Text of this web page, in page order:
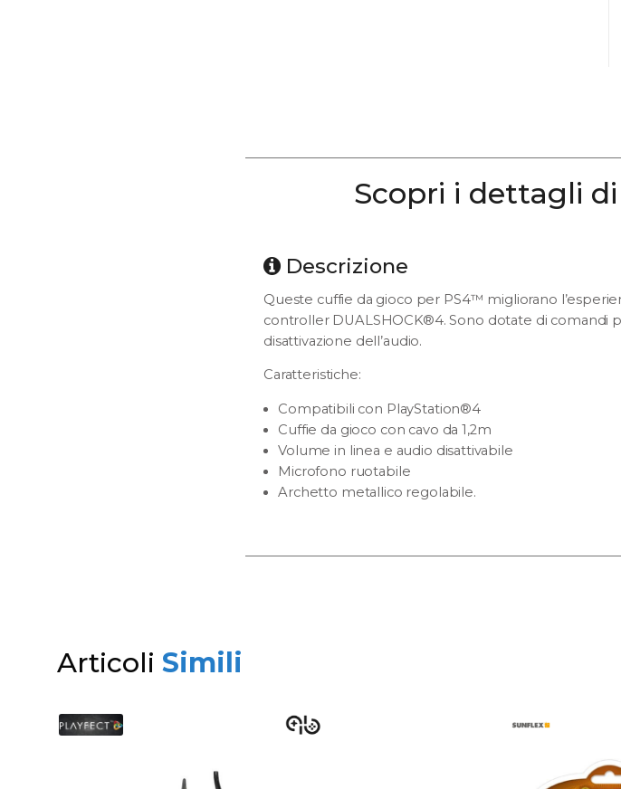
Scopri i dettagli
Descrizione
Queste cuffie da gioco per PS4™ migliorano
controller DUALSHOCK®4. Sono dotate di comandi
disattivazione dell’audio.
Caratteristiche:
Compatibili con PlayStation®4
Cuffie da gioco con cavo da 1,2m
Volume in linea e audio disattivabile
Microfono ruotabile
Archetto metallico regolabile.
Articoli Simili